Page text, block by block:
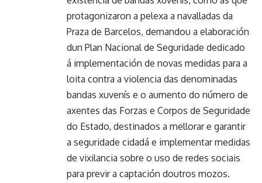
protagonizaron a pelexa a navalladas da
Praza de Barcelos, demandou a elaboración
dun Plan Nacional de Seguridade dedicado
á implementación de novas medidas para a
loita contra a violencia das denominadas
bandas xuvenís e o aumento do número de
axentes das Forzas e Corpos de Seguridade
do Estado, destinados a mellorar e garantir
a seguridade cidadá e implementar medidas
de vixilancia sobre o uso de redes sociais
para previr a captación doutros mozos.